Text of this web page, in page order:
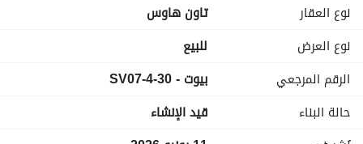
المدفوع: 4,150,000
المتبقي: 8,540,900
للمعاينة الفورية والمزيد من التفاصيل يرجى التواصل مع:
SV07
نوع العقار
تاون هاوس
نوع العرض
للبيع
الرقم المرجعي
بيوت - SV07-4-30
حالة البناء
قيد الإنشاء